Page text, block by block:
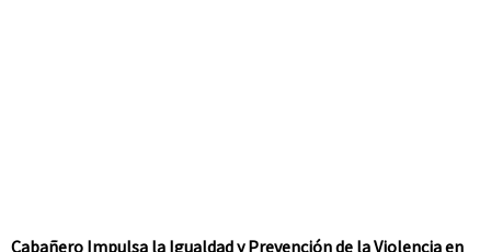
Cabañero Impulsa la Igualdad y Prevención de la Violencia en